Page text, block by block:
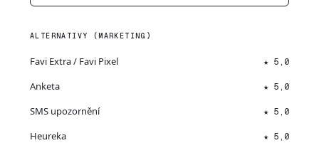
ALTERNATIVY (MARKETING)
Favi Extra / Favi Pixel ★ 5,0
Anketa ★ 5,0
SMS upozornění ★ 5,0
Heureka ★ 5,0